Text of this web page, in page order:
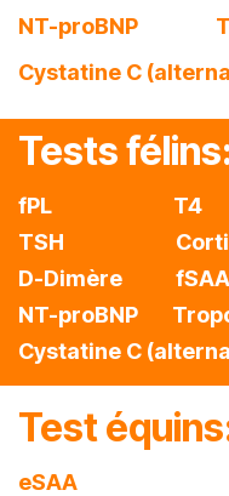
NT-proBNP
Cystatine C
Tests félins:
fPL T4
TSH
D-Dimère fSAA
NT-proBNP
Cystatine C
Test
eSAA